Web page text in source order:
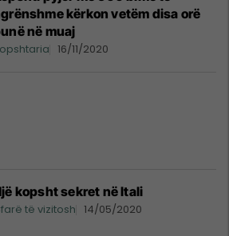
kërkon vetëm disa orë
në muaj
16/11/2020
kopsht sekret në Itali
të vizitosh 14/05/2020